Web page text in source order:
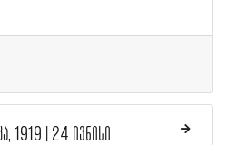
1919 | 24 ივნისი